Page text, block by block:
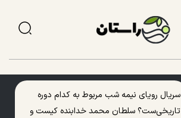
سریال رویای نیمه شب مربوط به کدام دوره
تاریخی‌ست؟ سلطان محمد خدابنده کیست و